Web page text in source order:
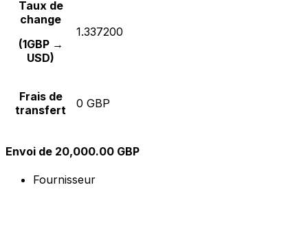
Taux de
change
(1GBP →
USD)
1.337200
Frais de
transfert
0 GBP
Envoi de 20,000.00 GBP
Fournisseur